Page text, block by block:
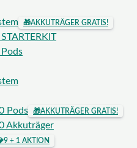
🎁AKKUTRÄGER GRATIS!
Pods
🎁AKKUTRÄGER GRATIS!
Akkuträger
9 + 1 AKTION